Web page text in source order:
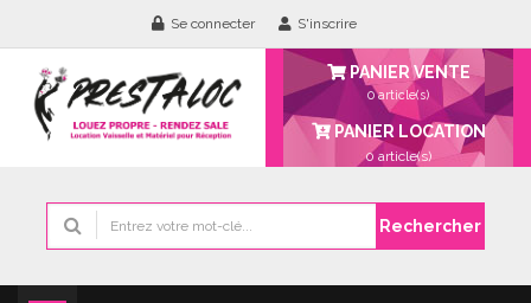
Se connecter S'inscrire
PANIER VENTE
0 article(s)
PANIER LOCATION
0 article(s)
Rechercher